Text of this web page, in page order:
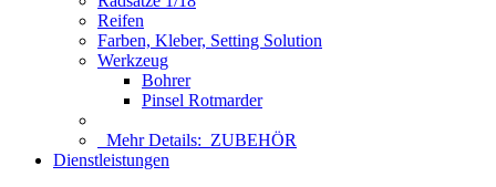
Reifen
Farben, Kleber, Setting Solution
Werkzeug
Bohrer
Pinsel Rotmarder
Mehr Details: ZUBEHÖR
Dienstleistungen